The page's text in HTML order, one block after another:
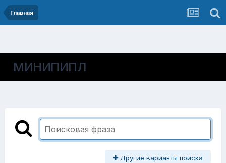
Главная
МИНИПИПЛ
Другие варианты поиска